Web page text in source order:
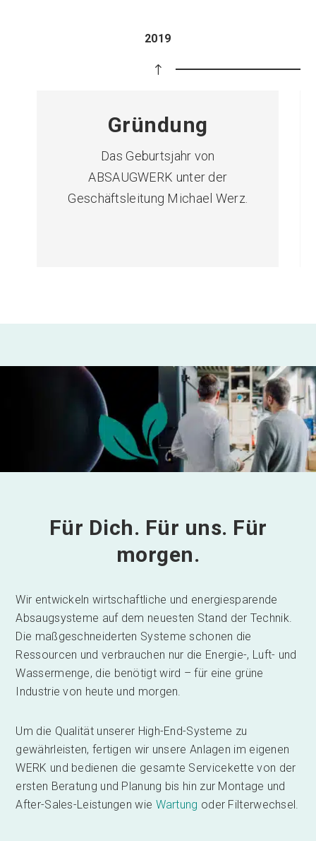
2019
Gründung
Das Geburtsjahr von
ABSAUGWERK unter der
Geschäftsleitung Michael Werz.
Für Dich. Für uns. Für
morgen.
Wir entwickeln wirtschaftliche und energiesparende
Absaugsysteme auf dem neuesten Stand der Technik.
Die maßgeschneiderten Systeme schonen die
Ressourcen und verbrauchen nur die Energie-, Luft- und
Wassermenge, die benötigt wird – für eine grüne
Industrie von heute und morgen.
Um die Qualität unserer High-End-Systeme zu
gewährleisten, fertigen wir unsere Anlagen im eigenen
WERK und bedienen die gesamte Servicekette von der
ersten Beratung und Planung bis hin zur Montage und
After-Sales-Leistungen wie Wartung oder Filterwechsel.